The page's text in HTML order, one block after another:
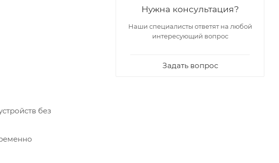
без
Нужна консультация?
Наши специалисты ответят на любой
интересующий вопрос
Задать вопрос